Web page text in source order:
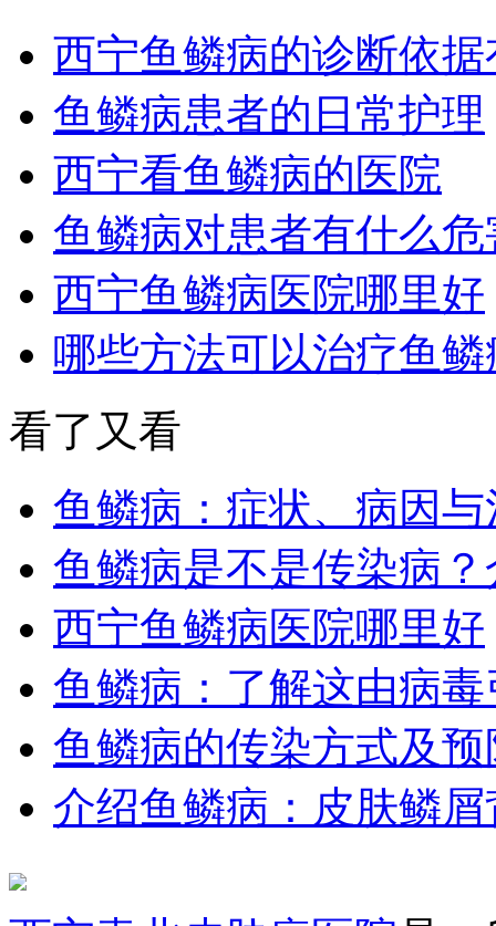
西宁鱼鳞病的诊断依
鱼鳞病患者的日常护理
西宁看鱼鳞病的医院
鱼鳞病对患者有什么危
西宁鱼鳞病医院哪里好
哪些方法可以治疗鱼鳞
看了又看
鱼鳞病：症状、病因
鱼鳞病是不是传染病
西宁鱼鳞病医院哪里好
鱼鳞病：了解这由病
鱼鳞病的传染方式及
介绍鱼鳞病：皮肤鳞